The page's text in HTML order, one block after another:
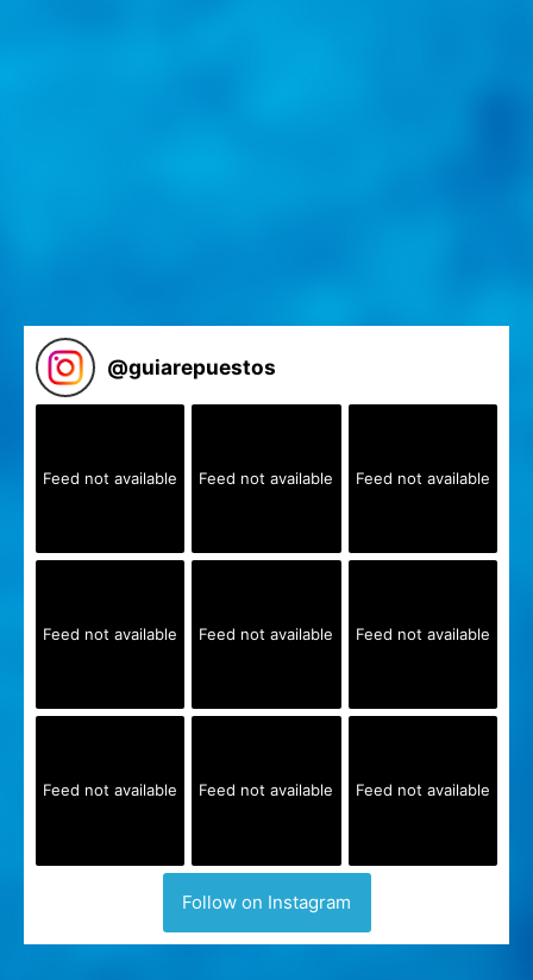
@guiarepuestos
Feed not available Feed not available Feed not available
Feed not available Feed not available Feed not available
Feed not available Feed not available Feed not available
Follow on Instagram